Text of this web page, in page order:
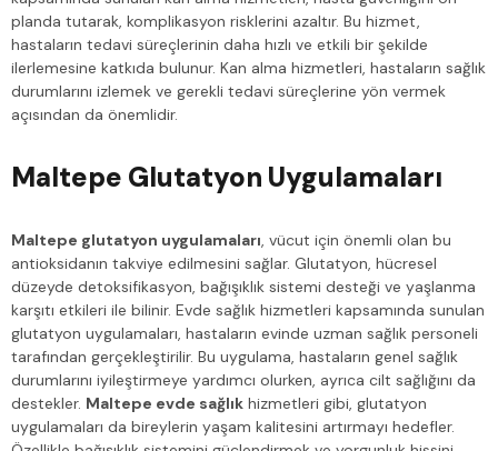
planda tutarak, komplikasyon risklerini azaltır. Bu hizmet,
hastaların tedavi süreçlerinin daha hızlı ve etkili bir şekilde
ilerlemesine katkıda bulunur. Kan alma hizmetleri, hastaların sağlık
durumlarını izlemek ve gerekli tedavi süreçlerine yön vermek
açısından da önemlidir.
Maltepe Glutatyon Uygulamaları
Maltepe glutatyon uygulamaları, vücut için önemli olan bu
antioksidanın takviye edilmesini sağlar. Glutatyon, hücresel
düzeyde detoksifikasyon, bağışıklık sistemi desteği ve yaşlanma
karşıtı etkileri ile bilinir. Evde sağlık hizmetleri kapsamında sunulan
glutatyon uygulamaları, hastaların evinde uzman sağlık personeli
tarafından gerçekleştirilir. Bu uygulama, hastaların genel sağlık
durumlarını iyileştirmeye yardımcı olurken, ayrıca cilt sağlığını da
destekler. Maltepe evde sağlık hizmetleri gibi, glutatyon
uygulamaları da bireylerin yaşam kalitesini artırmayı hedefler.